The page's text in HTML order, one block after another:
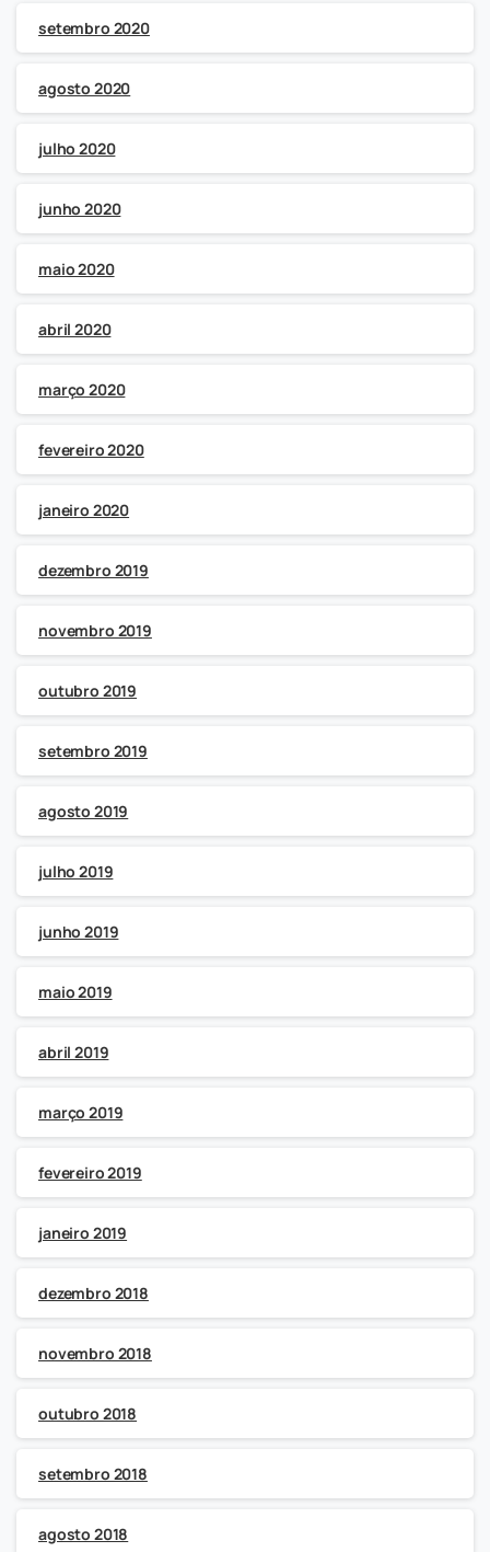
setembro 2020
agosto 2020
julho 2020
junho 2020
maio 2020
abril 2020
março 2020
fevereiro 2020
janeiro 2020
dezembro 2019
novembro 2019
outubro 2019
setembro 2019
agosto 2019
julho 2019
junho 2019
maio 2019
abril 2019
março 2019
fevereiro 2019
janeiro 2019
dezembro 2018
novembro 2018
outubro 2018
setembro 2018
agosto 2018